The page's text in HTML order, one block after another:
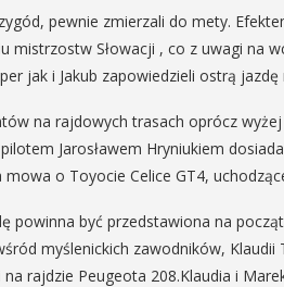
pewnie zmierzali do mety.
mistrzostw Słowacji , co z uwagi na
jak i Jakub zapowiedzieli ostrą
na rajdowych trasach oprócz
Jarosławem Hryniukiem
o Toyocie Celice GT4,
powinna być przedstawiona na
myślenickich zawodników, Klaudii
rajdzie Peugeota 208.Klaudia i
w
majowego spotkania seniorzy
wyjątkową okazję
się na nadchodzące lato,
własnoręcznie. Uuczestnicy
o przyniesienie
...